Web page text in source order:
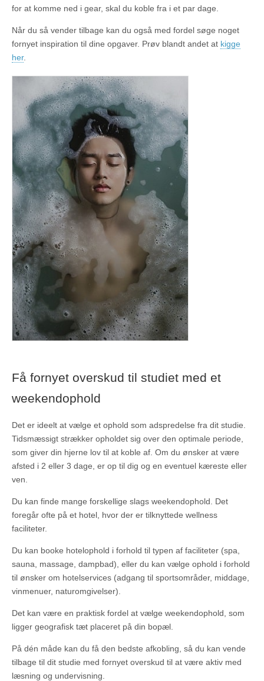
for at komme ned i gear, skal du koble fra i et par dage.
Når du så vender tilbage kan du også med fordel søge noget
fornyet inspiration til dine opgaver. Prøv blandt andet at kigge
her.
Få fornyet overskud til studiet med et
weekendophold
Det er ideelt at vælge et ophold som adspredelse fra dit studie.
Tidsmæssigt strækker opholdet sig over den optimale periode,
som giver din hjerne lov til at koble af. Om du ønsker at være
afsted i 2 eller 3 dage, er op til dig og en eventuel kæreste eller
ven.
Du kan finde mange forskellige slags weekendophold. Det
foregår ofte på et hotel, hvor der er tilknyttede wellness
faciliteter.
Du kan booke hotelophold i forhold til typen af faciliteter (spa,
sauna, massage, dampbad), eller du kan vælge ophold i forhold
til ønsker om hotelservices (adgang til sportsområder, middage,
vinmenuer, naturomgivelser).
Det kan være en praktisk fordel at vælge weekendophold, som
ligger geografisk tæt placeret på din bopæl.
På dén måde kan du få den bedste afkobling, så du kan vende
tilbage til dit studie med fornyet overskud til at være aktiv med
læsning og undervisning.